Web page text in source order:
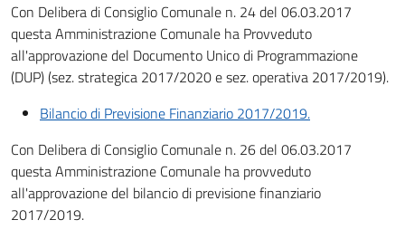
Con Delibera di Consiglio Comunale n. 24 del 06.03.2017
questa Amministrazione Comunale ha Provveduto
all'approvazione del Documento Unico di Programmazione
(DUP) (sez. strategica 2017/2020 e sez. operativa 2017/2019).
Bilancio di Previsione Finanziario 2017/2019.
Con Delibera di Consiglio Comunale n. 26 del 06.03.2017
questa Amministrazione Comunale ha provveduto
all'approvazione del bilancio di previsione finanziario
2017/2019.